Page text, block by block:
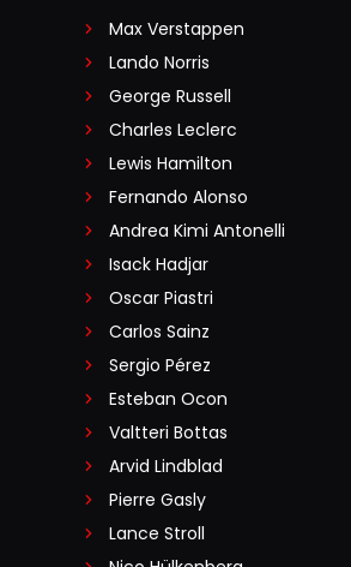
Max Verstappen
Lando Norris
George Russell
Charles Leclerc
Lewis Hamilton
Fernando Alonso
Andrea Kimi Antonelli
Isack Hadjar
Oscar Piastri
Carlos Sainz
Sergio Pérez
Esteban Ocon
Valtteri Bottas
Arvid Lindblad
Pierre Gasly
Lance Stroll